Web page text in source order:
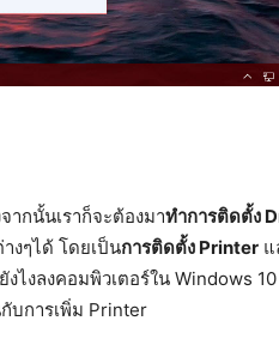
ากนั้นเราก็จะต้องมาทำการติดตั้ง
งๆได้ โดยเป็นการติดตั้ง Printer แ
ไงลงคอมพิวเตอร์ใน Windows
บการเพิ่ม Printer